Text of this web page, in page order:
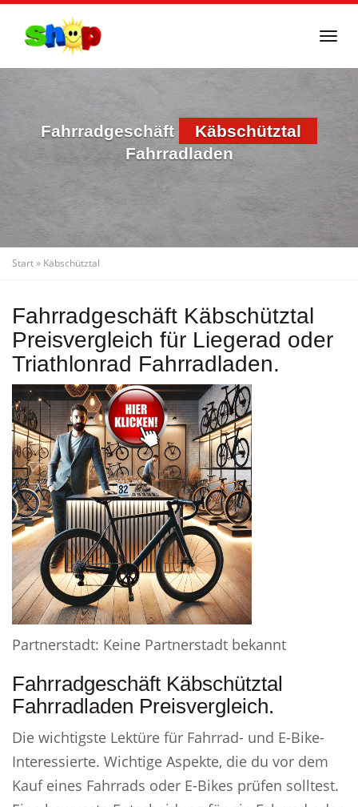
Fahrradgeschäft
Käbschütztal
Fahrradladen
Start» Käbschütztal
Fahrradgeschäft Käbschütztal
Preisvergleich für Liegerad oder
Triathlonrad Fahrradladen.
Partnerstadt: Keine Partnerstadt bekannt
Fahrradgeschäft Käbschütztal
Fahrradladen Preisvergleich.
Die wichtigste Lektüre für Fahrrad- und E-Bike-
Interessierte. Wichtige Aspekte, die du vor dem
Kauf eines Fahrrads oder E-Bikes prüfen solltest.